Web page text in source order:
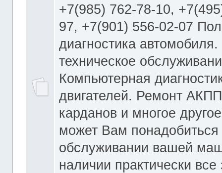
+7(985) 762-78-10,
97, +7(901) 556-02-07
диагностика
техническое
Компьютерная
двигателей. Ремонт
карданов и многое
может Вам понадобиться
обслуживании вашей
наличии практически все